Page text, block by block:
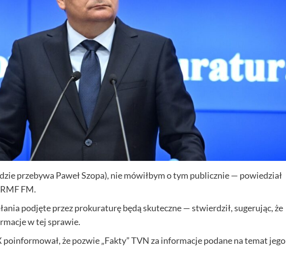
przebywa Paweł Szopa), nie mówiłbym o tym publicznie — powiedział
FM.
podjęte przez prokuraturę będą skuteczne — stwierdził, sugerując, że
w tej sprawie.
że pozwie „Fakty” TVN za informacje podane na temat jego